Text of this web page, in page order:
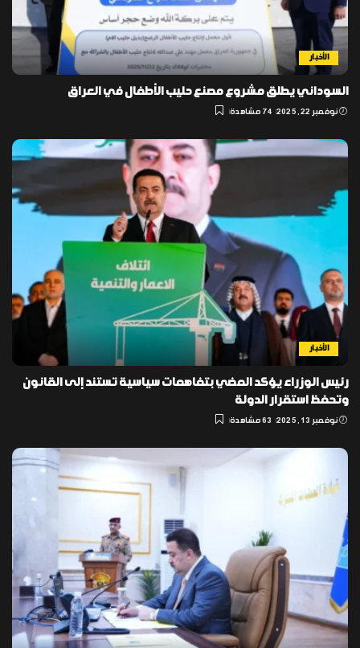
الأخبار
السوداني يطلق مشروع مصنع حليب الأطفال في العراق
نوفمبر 22, 2025 74 مشاهدة
الأخبار
رئيس الوزراء يؤكد المضي بتفاهمات سياسية تستند إلى القانون
وتحفظ استقرار الدولة
نوفمبر 13, 2025 63 مشاهدة